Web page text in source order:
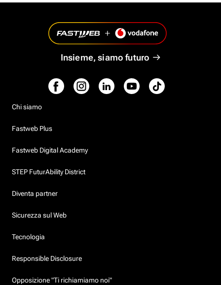
Insieme, siamo futuro
Chi siamo
Fastweb Plus
Fastweb Digital Academy
STEP FuturAbility District
Diventa partner
Sicurezza sul Web
Tecnologia
Responsible Disclosure
Opposizione "Ti richiamiamo noi"